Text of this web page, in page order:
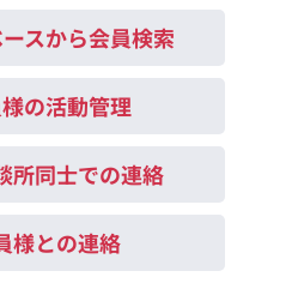
スから会員検索
の活動管理
所同士での連絡
様との連絡